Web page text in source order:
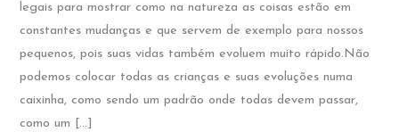
legais para mostrar como na natureza as coisas estão em
constantes mudanças e que servem de exemplo para nossos
pequenos, pois suas vidas também evoluem muito rápido.Não
podemos colocar todas as crianças e suas evoluções numa
caixinha, como sendo um padrão onde todas devem passar,
como um […]